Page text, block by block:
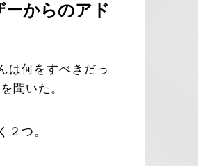
からのアド
は何をすべきだっ
聞いた。
２つ。